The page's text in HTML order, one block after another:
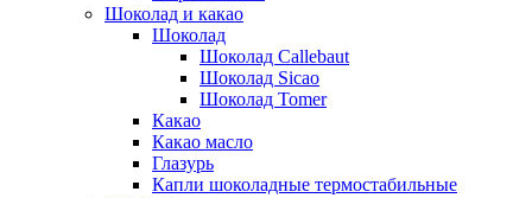
Шоколад и какао
Шоколад
Шоколад Callebaut
Шоколад Sicao
Шоколад Tomer
Какао
Какао масло
Глазурь
Капли шоколадные термостабильные